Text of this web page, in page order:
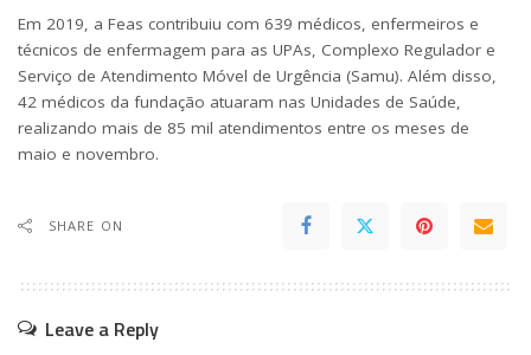
Em 2019, a Feas contribuiu com 639 médicos, enfermeiros e
técnicos de enfermagem para as UPAs, Complexo Regulador e
Serviço de Atendimento Móvel de Urgência (Samu). Além disso,
42 médicos da fundação atuaram nas Unidades de Saúde,
realizando mais de 85 mil atendimentos entre os meses de
maio e novembro.
SHARE ON
Leave a Reply